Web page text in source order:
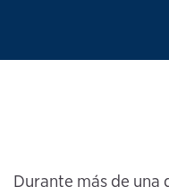
Durante más de una